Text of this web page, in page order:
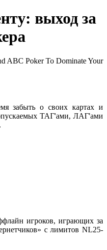
выход за
ABC Poker To Dominate Your
забыть о своих картах и
ТАГ'ами, ЛАГ'ами
игроков, играющих за
с лимитов NL25-